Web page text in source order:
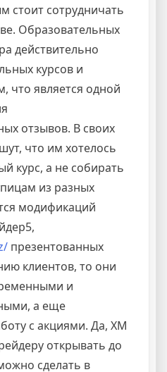
стоит сотрудничать
Образовательных
действительно
курсов и
что является одной
отзывов. В своих
что им хотелось
курс, а не собирать
из разных
модификаций
презентованных
клиентов, то они
и
а еще
с акциями. Да, XM
открывать до
сделать в